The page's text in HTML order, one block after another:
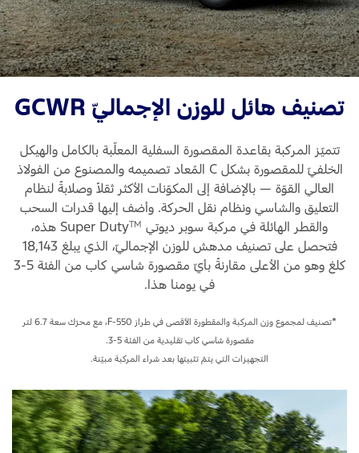
تصنيف هائل للوزن الإجماليّ GCWR
تتميّز المركبة بقاعدة المقصورة السفلية المعلّبة بالكامل والهيكل
الخلفيّ للمقصورة بشكل C المُعاد تصميمه والمصنوع من الفولاذ
العالي القوّة — بالإضافة إلى المكوّنات الأكثر ثقلاً وصلابةً لنظام
التعليق والشاسي ونظام نقل الحركة. وأضف إليها قدرات السحب
والقطر الهائلة في مركبة سوبر ديوتي Super Duty TM
هذه،
فتحصل على تصنيف مدهش للوزن الإجماليّ، الذي يبلغ 18,143
كلغ وهو من الأعلى مقارنةً بأيّ مقصورة شاسي كاب من الفئة 5-3
في يومنا هذا.
*تصنيف لمجموع وزن المركبة والمقطورة الأقصى في طراز F-550، مع محرّك سعة 6.7 لتر
مقصورة شاسي كاب تقليدية من الفئة 5-3.
التجهيزات التي يتمّ تثبيتها بعد شراء المركبة مبيّنة.